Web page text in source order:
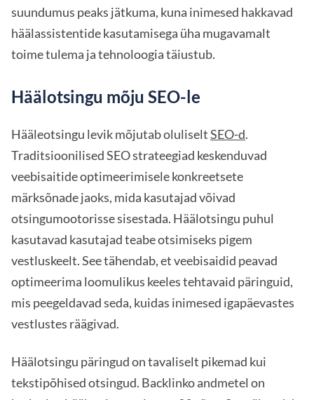
suundumus peaks jätkuma, kuna inimesed hakkavad
häälassistentide kasutamisega üha mugavamalt
toime tulema ja tehnoloogia täiustub.
Häälotsingu mõju SEO-le
Hääleotsingu levik mõjutab oluliseltSEO-d.
Traditsioonilised SEO strateegiad keskenduvad
veebisaitide optimeerimisele konkreetsete
märksõnade jaoks, mida kasutajad võivad
otsingumootorisse sisestada. Häälotsingu puhul
kasutavad kasutajad teabe otsimiseks pigem
vestluskeelt. See tähendab, et veebisaidid peavad
optimeerima loomulikus keeles tehtavaid päringuid,
mis peegeldavad seda, kuidas inimesed igapäevastes
vestlustes räägivad.
Häälotsingu päringud on tavaliselt pikemad kui
tekstipõhised otsingud. Backlinko andmetel on